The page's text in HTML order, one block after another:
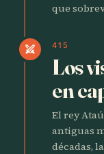
que
swords 415
Los
en
El rey
antiguas
décadas,